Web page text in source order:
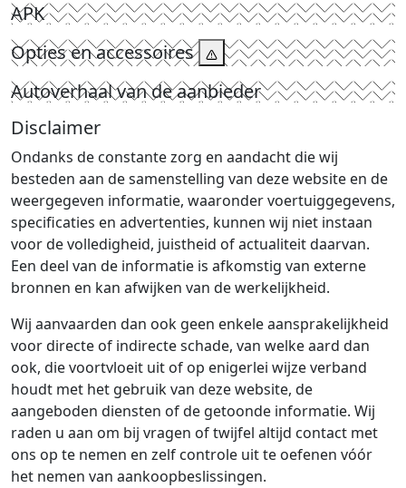
APK
Opties en accessoires
Autoverhaal van de aanbieder
Disclaimer
Ondanks de constante zorg en aandacht die wij
besteden aan de samenstelling van deze website en de
weergegeven informatie, waaronder voertuiggegevens,
specificaties en advertenties, kunnen wij niet instaan
voor de volledigheid, juistheid of actualiteit daarvan.
Een deel van de informatie is afkomstig van externe
bronnen en kan afwijken van de werkelijkheid.
Wij aanvaarden dan ook geen enkele aansprakelijkheid
voor directe of indirecte schade, van welke aard dan
ook, die voortvloeit uit of op enigerlei wijze verband
houdt met het gebruik van deze website, de
aangeboden diensten of de getoonde informatie. Wij
raden u aan om bij vragen of twijfel altijd contact met
ons op te nemen en zelf controle uit te oefenen vóór
het nemen van aankoopbeslissingen.